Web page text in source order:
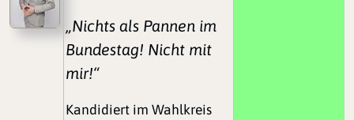
„Nichts als Pannen im
Bundestag! Nicht mit
mir!“
Kandidiert im Wahlkreis